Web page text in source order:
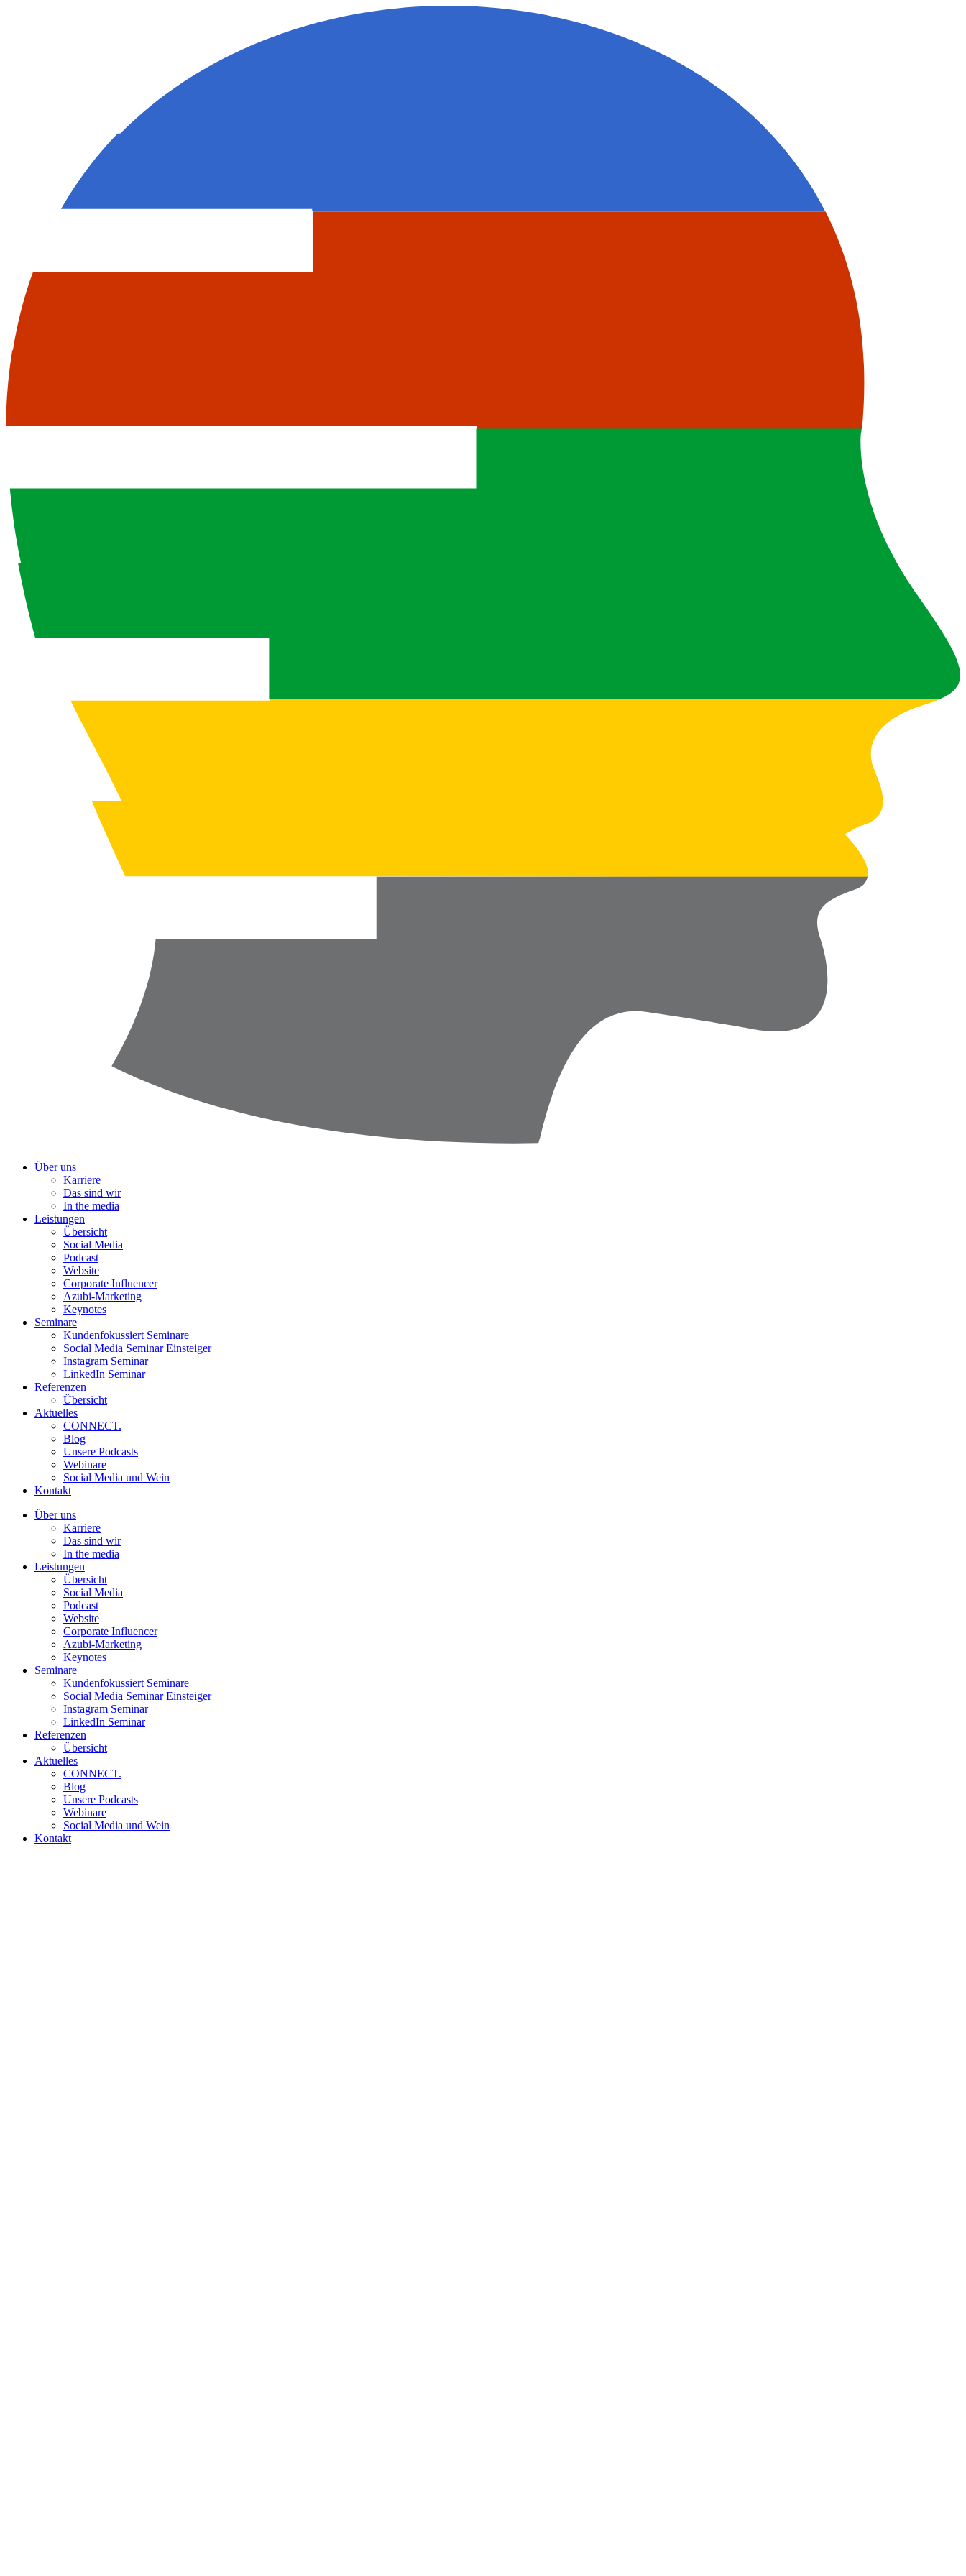
Über uns
Karriere
Das sind wir
In the media
Leistungen
Übersicht
Social Media
Podcast
Website
Corporate Influencer
Azubi-Marketing
Keynotes
Seminare
Kundenfokussiert Seminare
Social Media Seminar Einsteiger
Instagram Seminar
LinkedIn Seminar
Referenzen
Übersicht
Aktuelles
CONNECT.
Blog
Unsere Podcasts
Webinare
Social Media und Wein
Kontakt
Über uns
Karriere
Das sind wir
In the media
Leistungen
Übersicht
Social Media
Podcast
Website
Corporate Influencer
Azubi-Marketing
Keynotes
Seminare
Kundenfokussiert Seminare
Social Media Seminar Einsteiger
Instagram Seminar
LinkedIn Seminar
Referenzen
Übersicht
Aktuelles
CONNECT.
Blog
Unsere Podcasts
Webinare
Social Media und Wein
Kontakt